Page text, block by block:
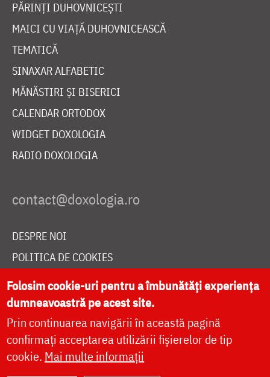
PĂRINȚI DUHOVNICEȘTI
MAICI CU VIAȚĂ DUHOVNICEASCĂ
TEMATICĂ
SINAXAR ALFABETIC
MĂNĂSTIRI ȘI BISERICI
CALENDAR ORTODOX
WIDGET DOXOLOGIA
RADIO DOXOLOGIA
DESPRE NOI
POLITICA DE COOKIES
DONEAZĂ ONLINE PENTRU CATEDRALA NAȚIONALĂ
LIVE
Folosim cookie-uri pentru a îmbunătăți experiența
dumneavoastră pe acest site.
Prin continuarea navigării în această pagină
confirmați acceptarea utilizării fișierelor de tip
cookie. Mai multe informații